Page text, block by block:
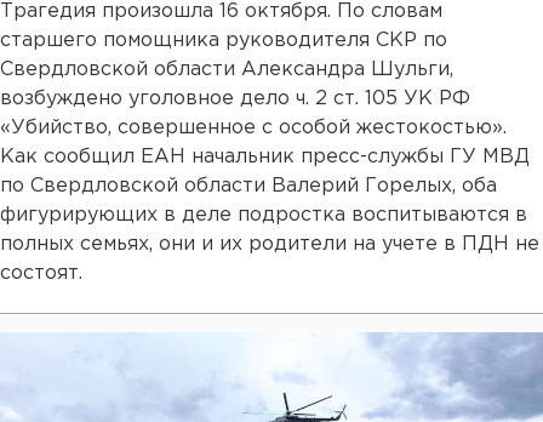
Трагедия произошла 16 октября. По словам
старшего помощника руководителя СКР по
Свердловской области Александра Шульги,
возбуждено уголовное дело ч. 2 ст. 105 УК РФ
«Убийство, совершенное с особой жестокостью».
Как сообщил ЕАН начальник пресс-службы ГУ МВД
по Свердловской области Валерий Горелых, оба
фигурирующих в деле подростка воспитываются в
полных семьях, они и их родители на учете в ПДН не
состоят.